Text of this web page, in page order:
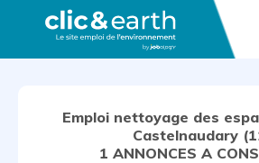
Emploi nettoyage des
Castelnaudary
1 ANNONCES A